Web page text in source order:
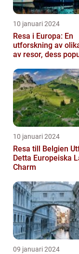
10 januari 2024
Resa i Europa: En
utforskning av
av resor, dess
10 januari 2024
Resa till Belgien Utforska
Detta Europeiska
Charm
09 januari 2024